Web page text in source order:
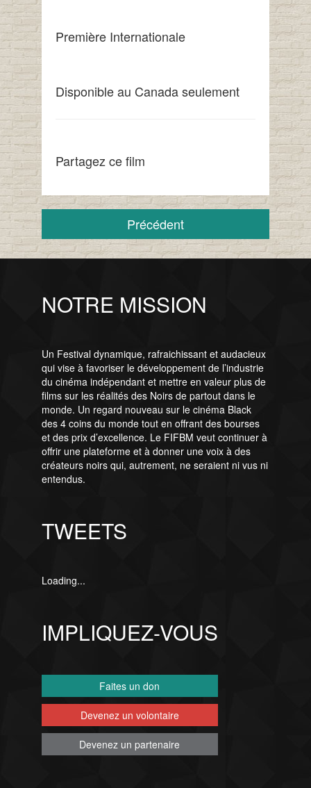
Première Internationale
Disponible au Canada seulement
Partagez ce film
Précédent
NOTRE MISSION
Un Festival dynamique, rafraichissant et audacieux
qui vise à favoriser le développement de l’industrie
du cinéma indépendant et mettre en valeur plus de
films sur les réalités des Noirs de partout dans le
monde. Un regard nouveau sur le cinéma Black
des 4 coins du monde tout en offrant des bourses
et des prix d’excellence. Le FIFBM veut continuer à
offrir une plateforme et à donner une voix à des
créateurs noirs qui, autrement, ne seraient ni vus ni
entendus.
TWEETS
Loading...
IMPLIQUEZ-VOUS
Faites un don
Devenez un volontaire
Devenez un partenaire